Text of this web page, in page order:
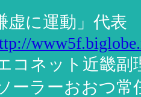
虚に運動」代表
コネット近畿副
ーラーおおつ常